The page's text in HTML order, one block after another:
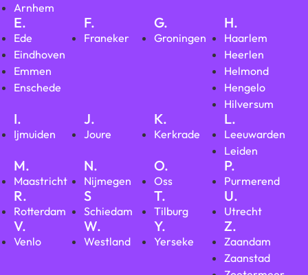
Arnhem
E.
Ede
Eindhoven
Emmen
Enschede
F.
Franeker
G.
Groningen
H.
Haarlem
Heerlen
Helmond
Hengelo
Hilversum
I.
Ijmuiden
J.
Joure
K.
Kerkrade
L.
Leeuwarden
Leiden
M.
Maastricht
N.
Nijmegen
O.
Oss
P.
Purmerend
R.
Rotterdam
S
Schiedam
T.
Tilburg
U.
Utrecht
V.
Venlo
W.
Westland
Y.
Yerseke
Z.
Zaandam
Zaanstad